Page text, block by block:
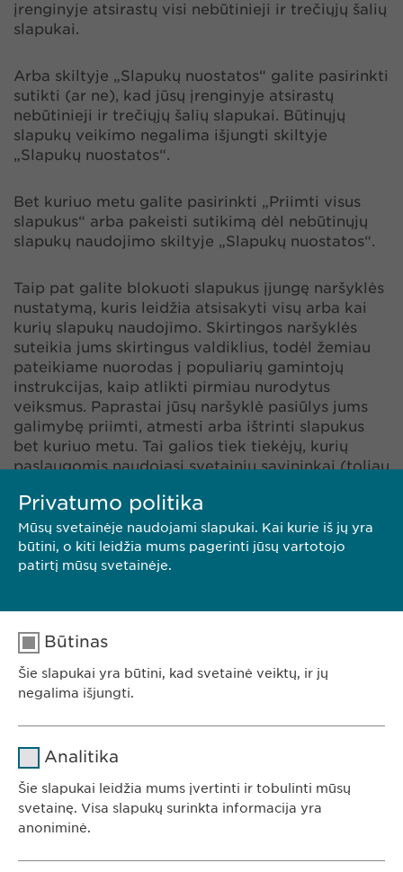
įrenginyje atsirastų visi nebūtinieji ir trečiųjų šalių
slapukai.
Arba skiltyje „Slapukų nuostatos“ galite pasirinkti
sutikti (ar ne), kad jūsų įrenginyje atsirastų
nebūtinieji ir trečiųjų šalių slapukai. Būtinųjų
slapukų veikimo negalima išjungti skiltyje
„Slapukų nuostatos“.
Bet kuriuo metu galite pasirinkti „Priimti visus
slapukus“ arba pakeisti sutikimą dėl nebūtinųjų
slapukų naudojimo skiltyje „Slapukų nuostatos“.
Taip pat galite blokuoti slapukus įjungę naršyklės
nustatymą, kuris leidžia atsisakyti visų arba kai
kurių slapukų naudojimo. Skirtingos naršyklės
suteikia jums skirtingus valdiklius, todėl žemiau
pateikiame nuorodas į populiarių gamintojų
instrukcijas, kaip atlikti pirmiau nurodytus
veiksmus. Paprastai jūsų naršyklė pasiūlys jums
galimybę priimti, atmesti arba ištrinti slapukus
bet kuriuo metu. Tai galios tiek tiekėjų, kurių
paslaugomis naudojasi svetainių savininkai (toliau
konkrečių svetainių atžvilgiu.
„Google Chrome“
„Internet Explorer“
„Opera“
Ši slapukų politika yra mūsų bendrosPrivatumo
politikos dalis.
Ewopharma UAB
Privatumo politika
Mūsų svetainėje naudojami slapukai. Kai kurie iš jų yra
būtini, o kiti leidžia mums pagerinti jūsų vartotojo
patirtį mūsų svetainėje.
Būtinas
Šie slapukai yra būtini, kad svetainė veiktų, ir jų
negalima išjungti.
Trukmė 1 metai
Saugo naudotojo slapuko sutikimo
Analitika
Šie slapukai leidžia mums įvertinti ir tobulinti mūsų
svetainę. Visa slapukų surinkta informacija yra
anoniminė.